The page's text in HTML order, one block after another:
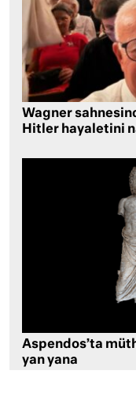
Wagner
Hitler hayaletini
Aspendos’ta
yan yana